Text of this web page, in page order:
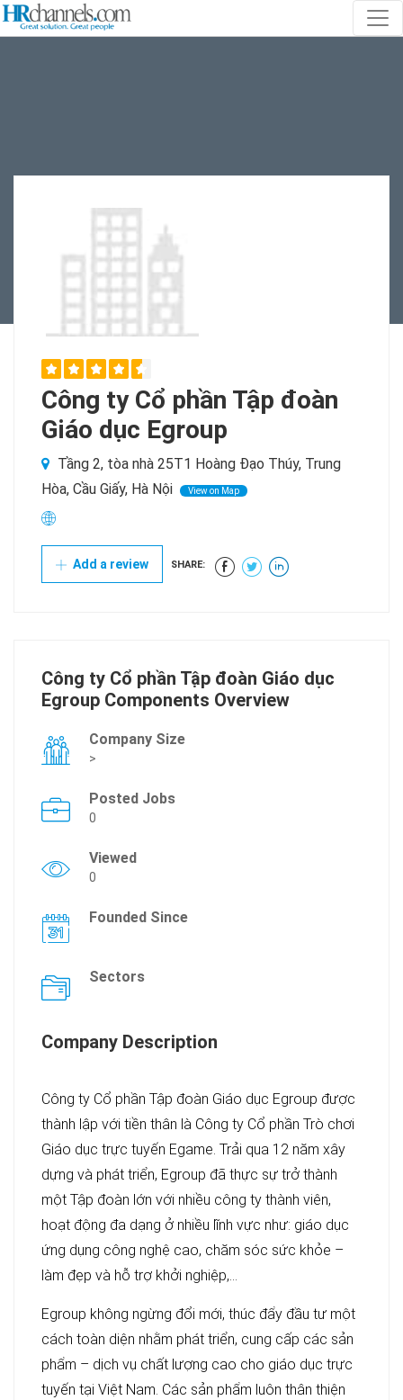
Công ty Cổ phần Tập đoàn
Giáo dục Egroup
Tầng 2, tòa nhà 25T1 Hoàng Đạo Thúy, Trung
Hòa, Cầu Giấy, Hà Nội
View on Map
Add a review SHARE:
Công ty Cổ phần Tập đoàn Giáo dục
Egroup Components Overview
Company Size
>
Posted Jobs
0
Viewed
0
Founded Since
Sectors
Company Description
Công ty Cổ phần Tập đoàn Giáo dục Egroup được
thành lập với tiền thân là Công ty Cổ phần Trò chơi
Giáo dục trực tuyến Egame. Trải qua 12 năm xây
dựng và phát triển, Egroup đã thực sự trở thành
một Tập đoàn lớn với nhiều công ty thành viên,
hoạt động đa dạng ở nhiều lĩnh vực như: giáo dục
ứng dụng công nghệ cao, chăm sóc sức khỏe –
làm đẹp và hỗ trợ khởi nghiệp,…
Egroup không ngừng đổi mới, thúc đẩy đầu tư một
cách toàn diện nhằm phát triển, cung cấp các sản
phẩm – dịch vụ chất lượng cao cho giáo dục trực
tuyến tại Việt Nam. Các sản phẩm luôn thân thiện